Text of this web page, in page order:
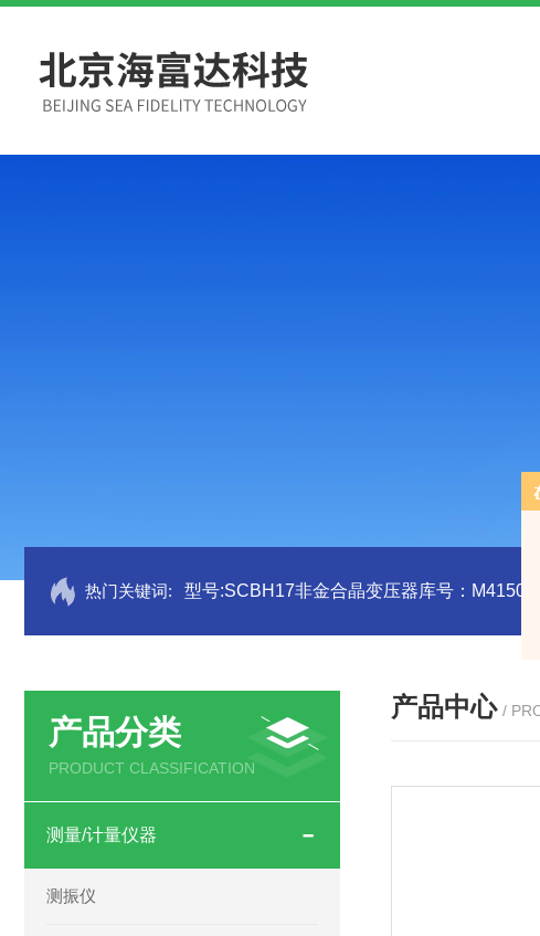
热门关键词: 型号:SCBH17非金合晶变压器库号：M415011
产品分类
PRODUCT CLASSIFICATION
测量/计量仪器
测振仪
产品中心 /